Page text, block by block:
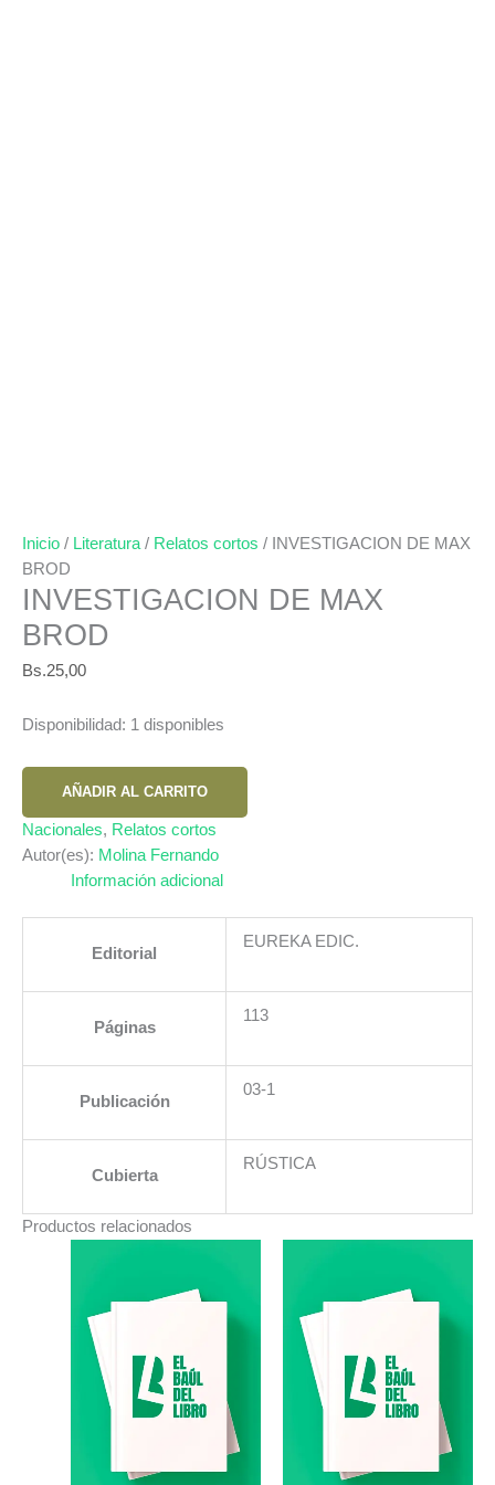
Inicio / Literatura / Relatos cortos / INVESTIGACION DE MAX
BROD
INVESTIGACION DE MAX
BROD
Bs.25,00
Disponibilidad: 1 disponibles
INVESTIGACION
MAX
BROD
cantidad
AÑADIR AL CARRITO
Nacionales, Relatos cortos
Autor(es): Molina Fernando
Información adicional
Editorial
EUREKA EDIC.
Páginas
113
Publicación
03-1
Cubierta
RÚSTICA
Productos relacionados